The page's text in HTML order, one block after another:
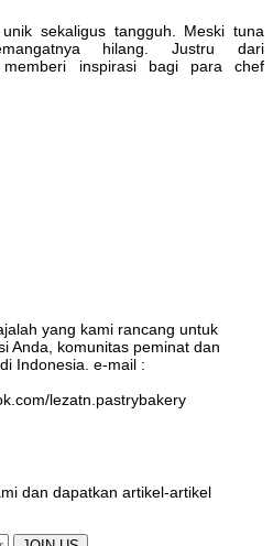
sekaligus tangguh. Meski tuna
hilang. Justru dari
inspirasi bagi para chef
yang kami rancang untuk
Anda, komunitas peminat dan
Indonesia. e-mail :
lezatn.pastrybakery
dan dapatkan artikel-artikel